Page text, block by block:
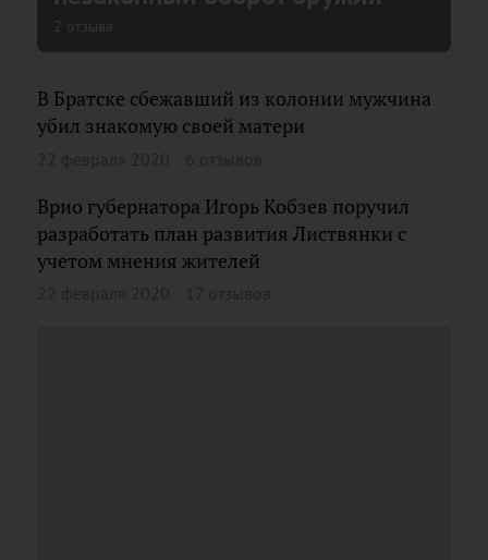
2 отзыва
В Братске сбежавший из колонии мужчина
убил знакомую своей матери
Врио губернатора Игорь Кобзев поручил
разработать план развития Листвянки с
учетом мнения жителей